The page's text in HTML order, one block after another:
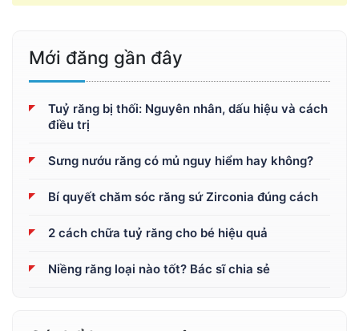
Mới đăng gần đây
Tuỷ răng bị thối: Nguyên nhân, dấu hiệu và cách
điều trị
Sưng nướu răng có mủ nguy hiểm hay không?
Bí quyết chăm sóc răng sứ Zirconia đúng cách
2 cách chữa tuỷ răng cho bé hiệu quả
Niềng răng loại nào tốt? Bác sĩ chia sẻ